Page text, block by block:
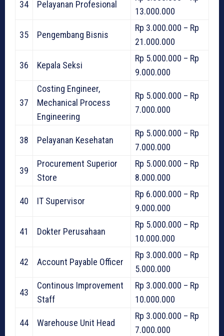
34 Pelayanan Profesional
13.000.000
35 Pengembang Bisnis
Rp 3.000.000 – Rp
21.000.000
36 Kepala Seksi
Rp 5.000.000 – Rp
9.000.000
37
Costing Engineer,
Mechanical Process
Engineering
Rp 5.000.000 – Rp
7.000.000
38 Pelayanan Kesehatan
Rp 5.000.000 – Rp
7.000.000
39
Procurement Superior
Store
Rp 5.000.000 – Rp
8.000.000
40 IT Supervisor
Rp 6.000.000 – Rp
9.000.000
41 Dokter Perusahaan
Rp 5.000.000 – Rp
10.000.000
42 Account Payable Officer
Rp 3.000.000 – Rp
5.000.000
43
Continous Improvement
Staff
Rp 3.000.000 – Rp
10.000.000
44 Warehouse Unit Head
Rp 3.000.000 – Rp
7.000.000